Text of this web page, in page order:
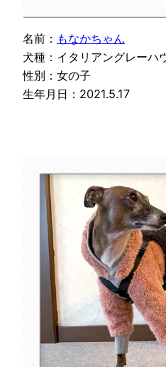
名前： もなかちゃん
犬種：イタリアングレーハ
性別：女の子
生年月日：2021.5.17